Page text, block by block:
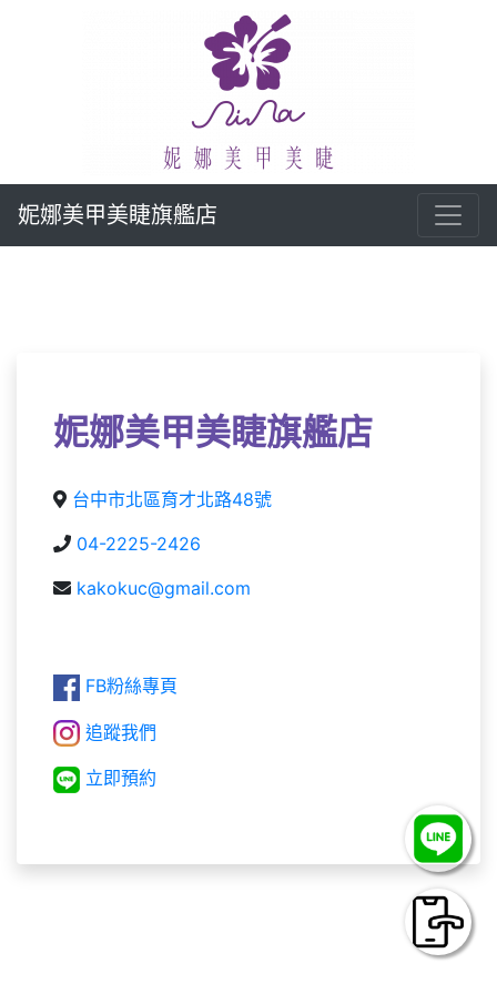
妮娜美甲美睫旗艦店
妮娜美甲美睫旗艦店
台中市北區育才北路48號
04-2225-2426
kakokuc@gmail.com
FB粉絲專頁
追蹤我們
立即預約